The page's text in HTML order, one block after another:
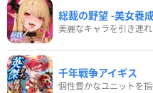
総裁の野望 -美女養
美麗なキャラを引き連
千年戦争アイギス
個性豊かなユニットを